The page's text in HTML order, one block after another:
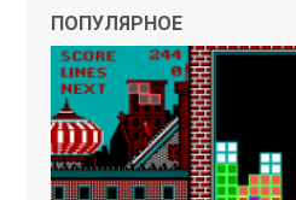
ПОПУЛЯРНОЕ